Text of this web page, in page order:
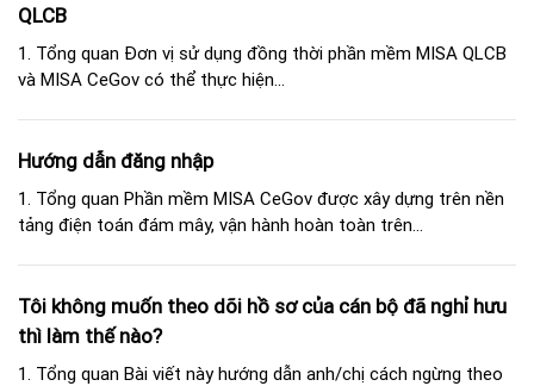
QLCB
1. Tổng quan Đơn vị sử dụng đồng thời phần mềm MISA QLCB
và MISA CeGov có thể thực hiện...
Hướng dẫn đăng nhập
1. Tổng quan Phần mềm MISA CeGov được xây dựng trên nền
tảng điện toán đám mây, vận hành hoàn toàn trên...
Tôi không muốn theo dõi hồ sơ của cán bộ đã nghỉ hưu
thì làm thế nào?
1. Tổng quan Bài viết này hướng dẫn anh/chị cách ngừng theo